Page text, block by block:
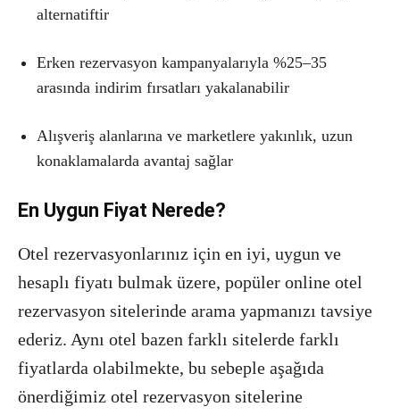
alternatiftir
Erken rezervasyon kampanyalarıyla %25–35
arasında indirim fırsatları yakalanabilir
Alışveriş alanlarına ve marketlere yakınlık, uzun
konaklamalarda avantaj sağlar
En Uygun Fiyat Nerede?
Otel rezervasyonlarınız için en iyi, uygun ve
hesaplı fiyatı bulmak üzere, popüler online otel
rezervasyon sitelerinde arama yapmanızı tavsiye
ederiz. Aynı otel bazen farklı sitelerde farklı
fiyatlarda olabilmekte, bu sebeple aşağıda
önerdiğimiz otel rezervasyon sitelerine